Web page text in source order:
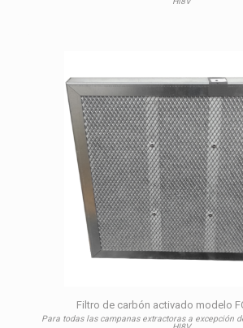
Filtro de carbón activado modelo
Para todas las campanas extractoras a excepción